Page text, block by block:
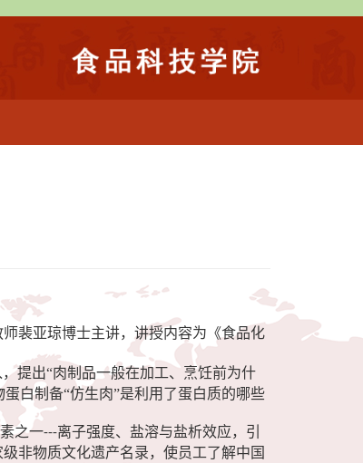
裴亚琼博士主讲，讲授内容为《食品化
提出“肉制品一般在加工、烹饪前为什
白制备“仿生肉”是利用了蛋白质的哪些
之一---离子强度、盐溶与盐析效应，引
非物质文化遗产名录，使员工了解中国